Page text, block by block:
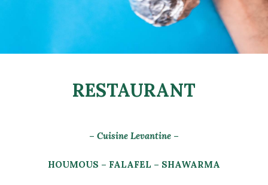
RESTAURANT
– Cuisine Levantine –
HOUMOUS – FALAFEL – SHAWARMA